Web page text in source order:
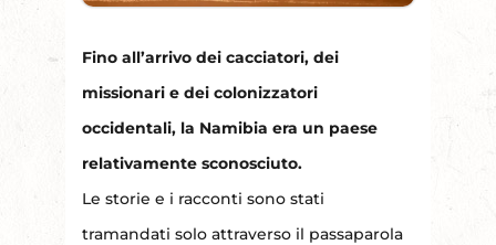
Fino all’arrivo dei cacciatori, dei
missionari e dei colonizzatori
occidentali, la Namibia era un paese
relativamente sconosciuto.
Le storie e i racconti sono stati
tramandati solo attraverso il passaparola